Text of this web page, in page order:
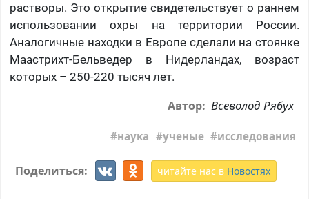
растворы. Это открытие свидетельствует о раннем
использовании охры на территории России.
Аналогичные находки в Европе сделали на стоянке
Маастрихт-Бельведер в Нидерландах, возраст
которых – 250-220 тысяч лет.
Автор: Всеволод Рябух
наука ученые исследования
Поделиться: читайте нас в Новостях